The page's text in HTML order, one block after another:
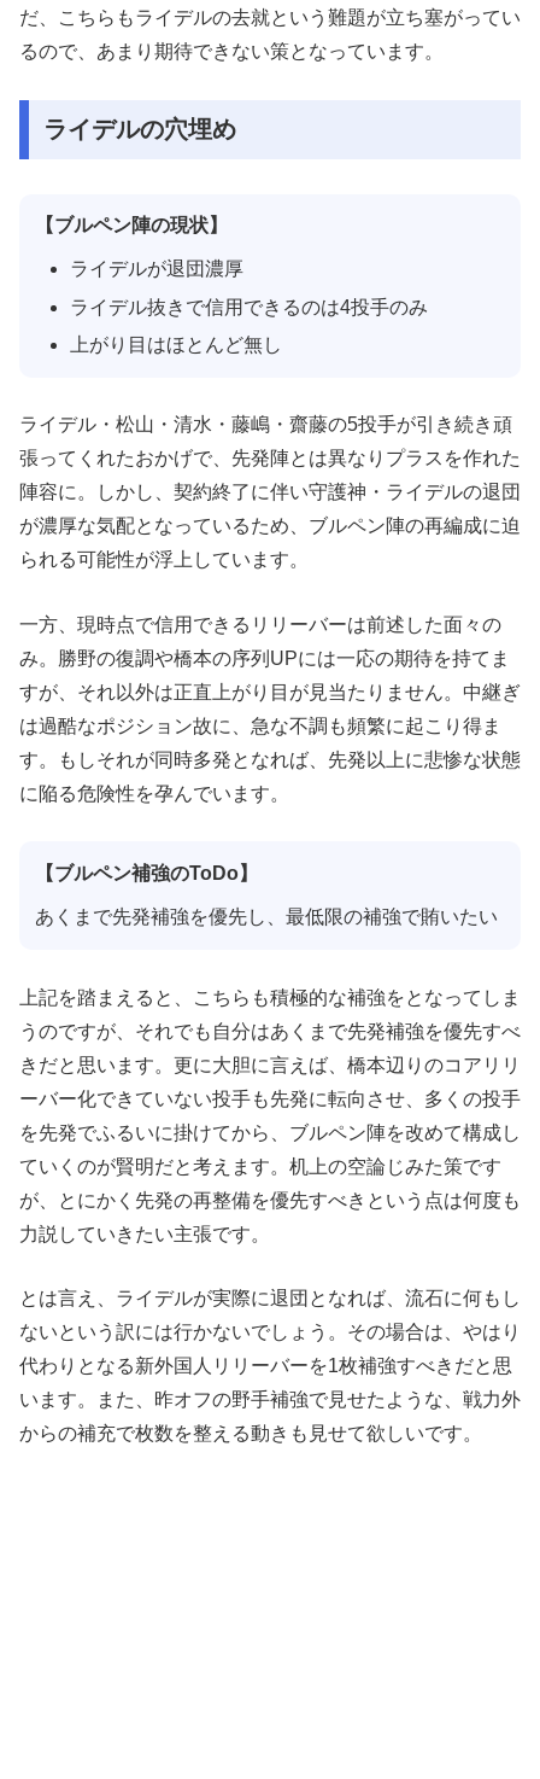
だ、こちらもライデルの去就という難題が立ち塞がってい
るので、あまり期待できない策となっています。
ライデルの穴埋め
【ブルペン陣の現状】
ライデルが退団濃厚
ライデル抜きで信用できるのは4投手のみ
上がり目はほとんど無し
ライデル・松山・清水・藤嶋・齋藤の5投手が引き続き頑
張ってくれたおかげで、先発陣とは異なりプラスを作れた
陣容に。しかし、契約終了に伴い守護神・ライデルの退団
が濃厚な気配となっているため、ブルペン陣の再編成に迫
られる可能性が浮上しています。
一方、現時点で信用できるリリーバーは前述した面々の
み。勝野の復調や橋本の序列UPには一応の期待を持てま
すが、それ以外は正直上がり目が見当たりません。中継ぎ
は過酷なポジション故に、急な不調も頻繁に起こり得ま
す。もしそれが同時多発となれば、先発以上に悲惨な状態
に陥る危険性を孕んでいます。
【ブルペン補強のToDo】
あくまで先発補強を優先し、最低限の補強で賄いたい
上記を踏まえると、こちらも積極的な補強をとなってしま
うのですが、それでも自分はあくまで先発補強を優先すべ
きだと思います。更に大胆に言えば、橋本辺りのコアリリ
ーバー化できていない投手も先発に転向させ、多くの投手
を先発でふるいに掛けてから、ブルペン陣を改めて構成し
ていくのが賢明だと考えます。机上の空論じみた策です
が、とにかく先発の再整備を優先すべきという点は何度も
力説していきたい主張です。
とは言え、ライデルが実際に退団となれば、流石に何もし
ないという訳には行かないでしょう。その場合は、やはり
代わりとなる新外国人リリーバーを1枚補強すべきだと思
います。また、昨オフの野手補強で見せたような、戦力外
からの補充で枚数を整える動きも見せて欲しいです。